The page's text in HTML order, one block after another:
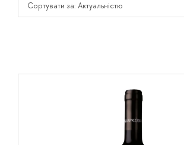
Сортувати за: Актуальністю